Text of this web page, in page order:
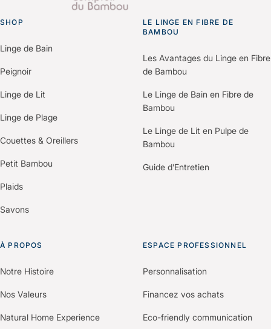
“Espace Professionnels” du site.
Un membre de notre équipe vous recontactera
pour comprendre vos besoins et construire une
offre personnalisée selon votre établissement.
SHOP
Linge de Bain
Peignoir
Linge de Lit
Linge de Plage
Couettes & Oreillers
Petit Bambou
Plaids
Savons
LE LINGE EN FIBRE DE
BAMBOU
Les Avantages du Linge en Fibre
de Bambou
Le Linge de Bain en Fibre de
Bambou
Le Linge de Lit en Pulpe de
Bambou
Guide d’Entretien
À PROPOS
Notre Histoire
Nos Valeurs
Natural Home Experience
ESPACE PROFESSIONNEL
Personnalisation
Financez vos achats
Eco-friendly communication